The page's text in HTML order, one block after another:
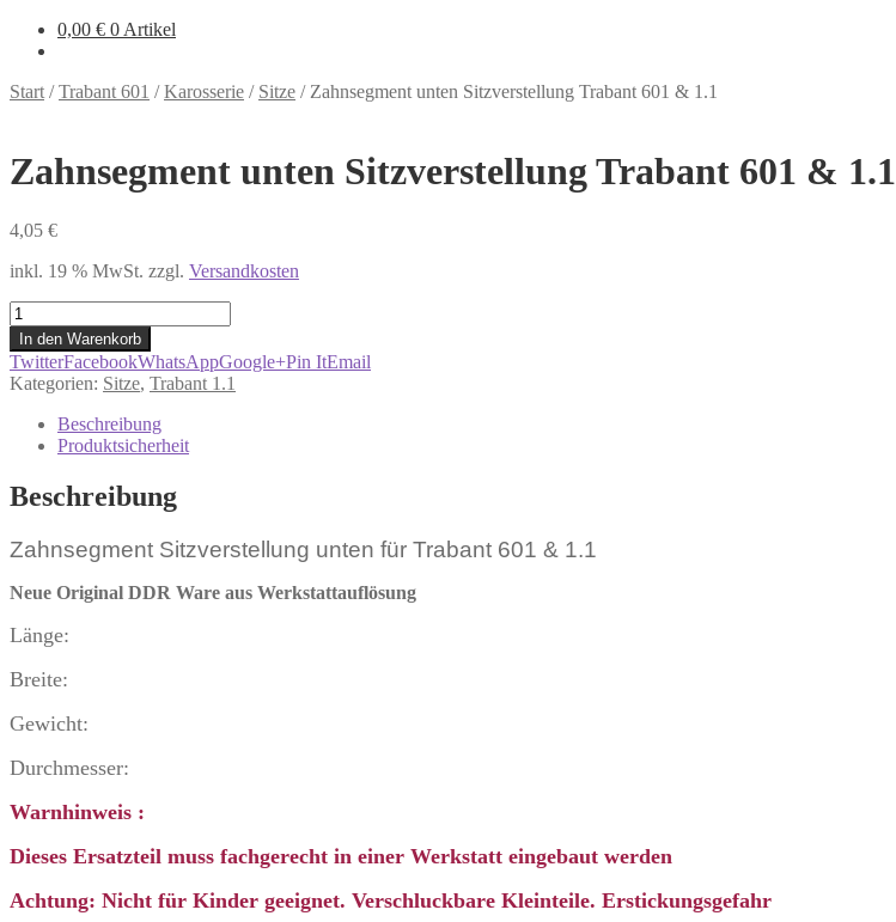
0,00 € 0 Artikel
Start /Trabant 601 /Karosserie / Sitze / Zahnsegment unten Sitzverstellung Trabant 601 & 1.1
Zahnsegment unten Sitzverstellung Trabant 601 & 1.1
4,05 €
inkl. 19 % MwSt. zzgl. Versandkosten
Zahnsegment
unten
Sitzverstellung
Trabant
601
Menge
In den Warenkorb
TwitterFacebookWhatsAppGoogle+Pin ItEmail
Kategorien: Sitze, Trabant 1.1
Beschreibung
Produktsicherheit
Beschreibung
Zahnsegment Sitzverstellung unten für Trabant 601 & 1.1
Neue Original DDR Ware aus Werkstattauflösung
Länge:
Breite:
Gewicht:
Durchmesser:
Warnhinweis :
Dieses Ersatzteil muss fachgerecht in einer Werkstatt eingebaut werden
Achtung: Nicht für Kinder geeignet. Verschluckbare Kleinteile. Erstickungsgefahr